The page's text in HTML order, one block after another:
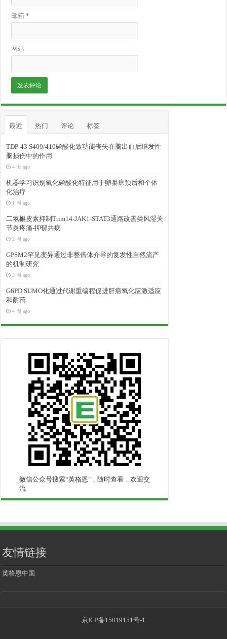
邮箱*
网站
最近 热门 评论 标签
TDP-43 S409/410磷酸化致功能丧失在脑出血后继发性
脑损伤中的作用
4 天 ago
机器学习识别氧化磷酸化特征用于卵巢癌预后和个体
化治疗
1 周 ago
二氢槲皮素抑制Trim14-JAK1-STAT3通路改善类风湿关
节炎疼痛-抑郁共病
2 周 ago
GPSM2罕见变异通过非整倍体介导的复发性自然流产
的机制研究
3 周 ago
G6PD SUMO化通过代谢重编程促进肝癌氧化应激适应
和耐药
4 周 ago
微信公众号搜索“英格恩"，随时查看，欢迎交
流
友情链接
英格恩中国
京ICP备15019151号-1